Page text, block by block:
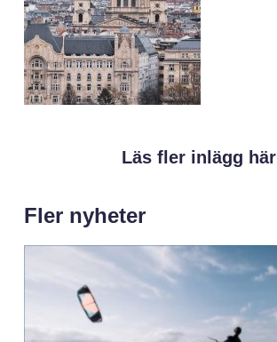
Läs fler inlägg här
Fler nyheter